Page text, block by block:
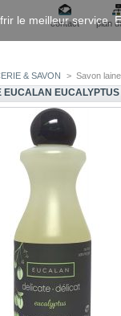
contact plan
& SAVON > Savon
EUCALAN
le meilleur